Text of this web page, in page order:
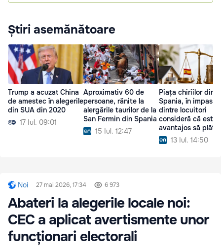
Știri asemănătoare
Trump a acuzat China
de amestec în alegerile
din SUA din 2020
17 Iul. 09:01
Aproximativ 60 de
persoane, rănite la
alergările taurilor de la
San Fermin din Spania
15 Iul. 12:47
Piața chiriilor din
Spania, în impas:
dintre locuitori
consideră că este
avantajos să
ipotecă13 Iul. 14:50
Noi 27 mai 2026, 17:34 6 973
Abateri la alegerile locale noi:
CEC a aplicat avertismente unor
funcționari electorali